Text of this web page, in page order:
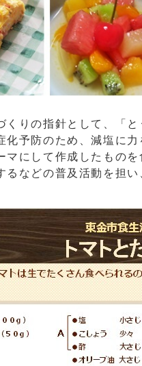
くりの指針として、「
化予防のため、減塩に
マにして作成したもの
るなどの普及活動を担